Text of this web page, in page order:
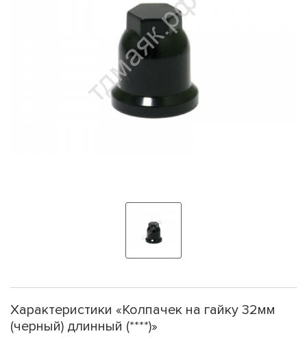
Характеристики «Колпачек на гайку 32мм
(черный) длинный (****)»